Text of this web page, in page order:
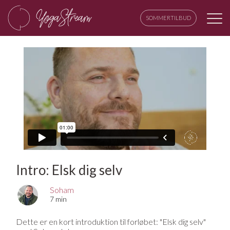
SOMMERTILBUD
Intro: Elsk dig selv
Soham
7 min
Dette er en kort introduktion til forløbet: "Elsk dig selv"